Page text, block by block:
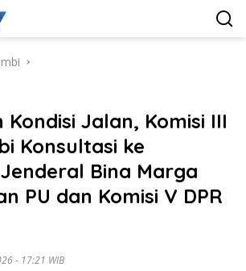
Kondisi Jalan, Komisi III
Konsultasi ke
Bina Marga
PU dan Komisi V DPR
- 17:21 WIB